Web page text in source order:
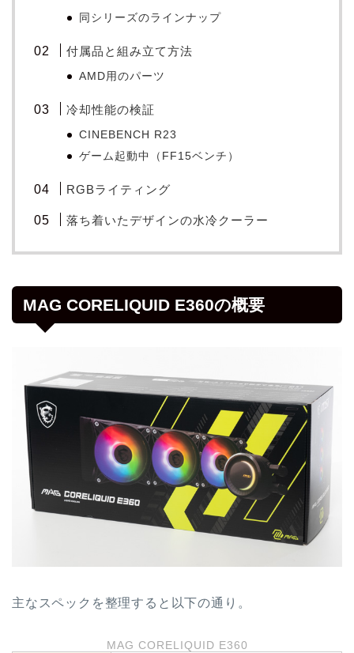
同シリーズのラインナップ
付属品と組み立て方法
AMD用のパーツ
冷却性能の検証
CINEBENCH R23
ゲーム起動中（FF15ベンチ）
RGBライティング
落ち着いたデザインの水冷クーラー
MAG CORELIQUID E360の概要
主なスペックを整理すると以下の通り。
MAG CORELIQUID E360